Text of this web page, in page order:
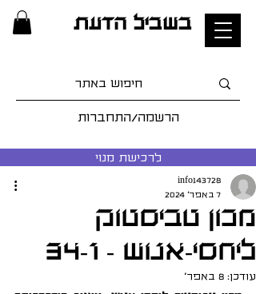
בשביל הדעת
הרשמה/התחברות
לרכישת מנוי
מכון טביסטוק
ליחסי-אנוש - 34-1
info143728
7 באפר׳ 2024
עודכן: 8 באפר׳